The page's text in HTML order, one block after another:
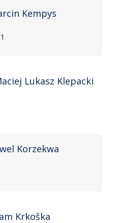
Kempys
Lukasz Klepacki
Korzekwa
Krkoška